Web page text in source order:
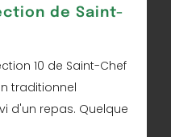
de Saint-
10 de Saint-Chef
traditionnel
d'un repas. Quelque